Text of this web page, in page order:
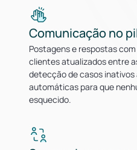
Comunicação no
Postagens e respostas
clientes atualizados entre
detecção de casos
automáticas para que
esquecido.